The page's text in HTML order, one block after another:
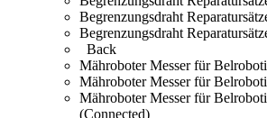
Begrenzungsdraht
Begrenzungsdraht
Back
Mähroboter Messer für
Mähroboter Messer für
Mähroboter Messer für
(Connected)